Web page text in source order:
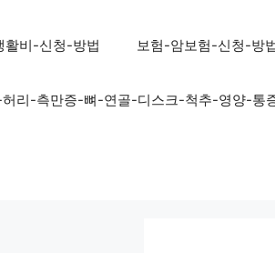
비-신청-방법 보험-암보험-신청-방
리-측만증-뼈-연골-디스크-척추-영양-통